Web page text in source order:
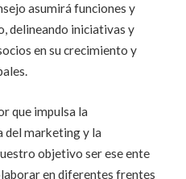
asumirá funciones y
delineando iniciativas y
en su crecimiento y
que impulsa la
del marketing y la
objetivo ser ese ente
en diferentes frentes